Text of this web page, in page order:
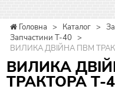
Головна > Каталог >
Запчастини Т-40 >
ВИЛИКА ДВІЙНА ПВМ
ВИЛИКА
ТРАКТОРА Т-